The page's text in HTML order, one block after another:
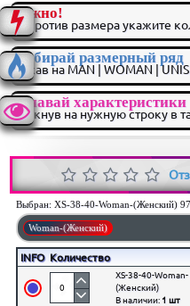
Важно!
Напротив размера укажите
Выбирай размерный ряд
нажав на MAN | WOMAN |
Узнавай характеристики
кликнув на нужную строку в
Выбран: XS-38-40-Woman-(Женский)
Woman-(Женский)
INFO Количество
XS-38-40-Woman-
(Женский)
В наличии: 1 шт